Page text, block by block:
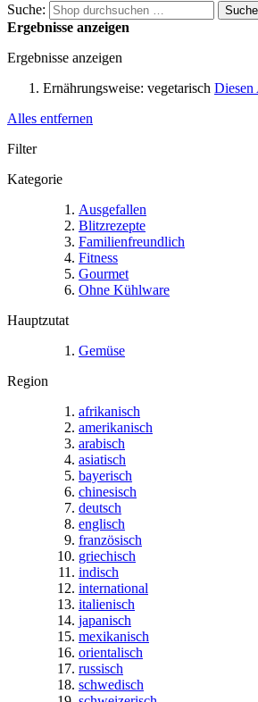
Suche: Suche
Ergebnisse anzeigen
Ergebnisse anzeigen
Ernährungsweise: vegetarisch Diesen
Alles entfernen
Filter
Kategorie
Ausgefallen
Blitzrezepte
Familienfreundlich
Fitness
Gourmet
Ohne Kühlware
Hauptzutat
Gemüse
Region
afrikanisch
amerikanisch
arabisch
asiatisch
bayerisch
chinesisch
deutsch
englisch
französisch
griechisch
indisch
international
italienisch
japanisch
mexikanisch
orientalisch
russisch
schwedisch